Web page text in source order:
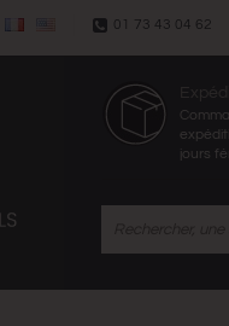
01 73 43 04 62
jours